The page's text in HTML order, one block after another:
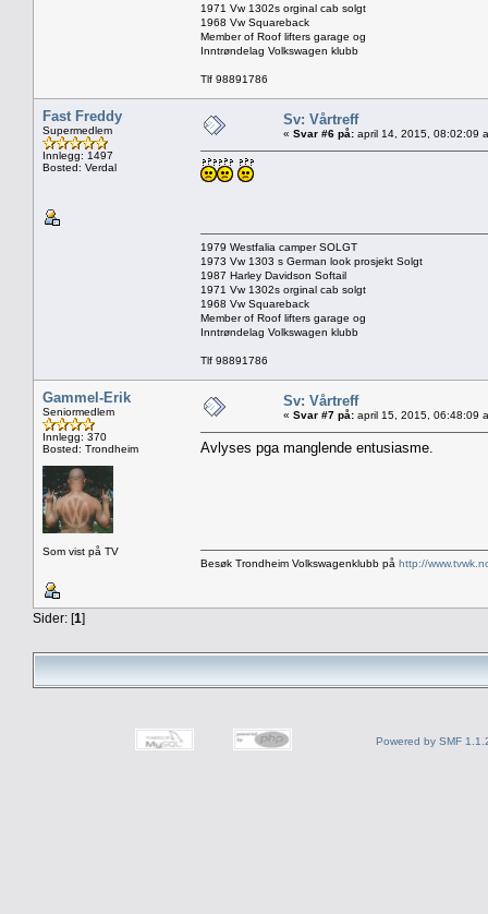
1971 Vw 1302s orginal cab solgt
1968 Vw Squareback
Member of Roof lifters garage og
Inntrøndelag Volkswagen klubb
Tlf 98891786
Fast Freddy
Supermedlem
Innlegg: 1497
Bosted: Verdal
Sv: Vårtreff
« Svar #6 på: april 14, 2015, 08:02:09
1979 Westfalia camper SOLGT
1973 Vw 1303 s German look prosjekt Solgt
1987 Harley Davidson Softail
1971 Vw 1302s orginal cab solgt
1968 Vw Squareback
Member of Roof lifters garage og
Inntrøndelag Volkswagen klubb
Tlf 98891786
Gammel-Erik
Seniormedlem
Innlegg: 370
Bosted: Trondheim
Som vist på TV
Sv: Vårtreff
« Svar #7 på: april 15, 2015, 06:48:09
Avlyses pga manglende entusiasme.
Besøk Trondheim Volkswagenklubb på http://
Sider: [1]
Powered by SMF